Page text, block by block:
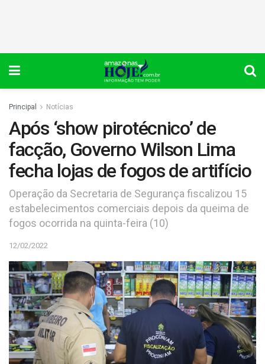
Principal Notícias
Após ‘show pirotécnico’ de
facção, Governo Wilson Lima
fecha lojas de fogos de artifício
Operação da Secretaria de Segurança fiscalizou 15
estabelecimentos comerciais depois da queima de
fogos ocorrida na quinta-feira (10)
12/02/2022